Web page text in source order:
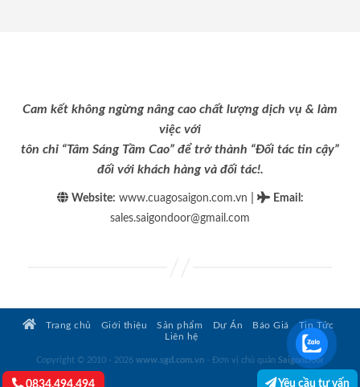
Cam kết không ngừng nâng cao chất lượng dịch vụ & làm
việc với
tôn chỉ “Tâm Sáng Tầm Cao” để trở thành “Đối tác tin cậy”
đối với khách hàng và đối tác!.
Website: www.cuagosaigon.com.vn Email :
sales.saigondoor@gmail.com
Trang chủ Giới thiệu Sản phẩm Dự Án Báo Giá
Tin Tức
Liên hệ
Copyright © 2010 - 2026 www.sgd.com.vn - Đơn vị chủ quản SaigonDoor
0834.494.494 Yêu cầu tư vấn